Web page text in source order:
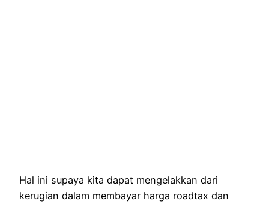
Hal ini supaya kita dapat mengelakkan dari
kerugian dalam membayar harga roadtax dan